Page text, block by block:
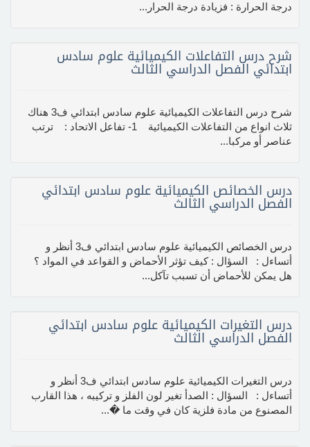
درجة الحرارة : فزيادة درجة الحرار...
شرح درس التفاعلات الكيميائية علوم سادس
ابتدائي الفصل الدراسي الثالث
شرح درس التفاعلات الكيميائية علوم سادس ابتدائي ف3 هناك
ثلاث انواع من التفاعلات الكيميائية 1- تفاعل الاتحاد : ترتب
عناصر أو مركبا...
درس الخصائص الكيميائية علوم سادس ابتدائي
الفصل الدراسي الثالث
درس الخصائص الكيميائية علوم سادس ابتدائي ف3 أنظر و
أتساءل : السؤال : كيف تؤثر الأحماض و القواعد في المواد ؟
هل يمكن للأحماض أن تسبب تآكل...
درس التغيرات الكيميائية علوم سادس ابتدائي
الفصل الدراسي الثالث
درس التغيرات الكيميائية علوم سادس ابتدائي ف3 أنظر و
أتساءل : السؤال : الصدأ تغير لون الفلز و تركيبه ، هذا القارب
المصنوع من مادة فلزية كان في وقت ما �...